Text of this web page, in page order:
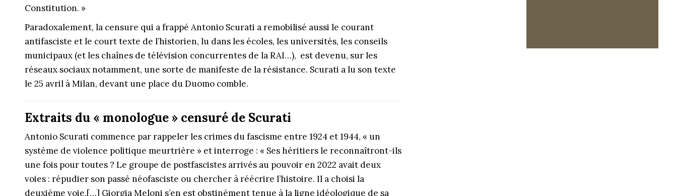
Constitution. »
Paradoxalement, la censure qui a frappé Antonio Scurati a remobilisé aussi le courant
antifasciste et le court texte de l’historien, lu dans les écoles, les universités, les conseils
municipaux (et les chaînes de télévision concurrentes de la RAI…), est devenu, sur les
réseaux sociaux notamment, une sorte de manifeste de la résistance. Scurati a lu son texte
le 25 avril à Milan, devant une place du Duomo comble.
Extraits du « monologue » censuré de Scurati
Antonio Scurati commence par rappeler les crimes du fascisme entre 1924 et 1944, « un
système de violence politique meurtrière » et interroge : « Ses héritiers le reconnaîtront-ils
une fois pour toutes ? Le groupe de postfascistes arrivés au pouvoir en 2022 avait deux
voies : répudier son passé néofasciste ou chercher à réécrire l’histoire. Il a choisi la
deuxième voie.[…] Giorgia Meloni s’en est obstinément tenue à la ligne idéologique de sa